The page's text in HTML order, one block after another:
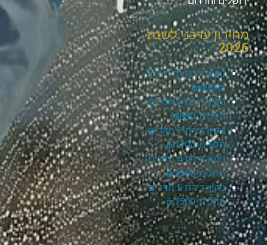
מחירון עדכני לשנת
2026
ניקיון דירת חדר החל
מ-₪400
ניקיון דירת 2 חדרים
החל מ-₪800
ניקיון דירת 3 חדרים
החל מ-₪1100
ניקיון דירת 4 חדרים
החל מ-₪1300
ניקיון דירת 5 חדרים
החל מ-₪1500